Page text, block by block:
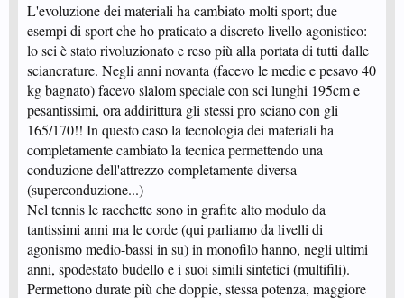
L'evoluzione dei materiali ha cambiato molti sport; due
esempi di sport che ho praticato a discreto livello agonistico:
lo sci è stato rivoluzionato e reso più alla portata di tutti dalle
sciancrature. Negli anni novanta (facevo le medie e pesavo 40
kg bagnato) facevo slalom speciale con sci lunghi 195cm e
pesantissimi, ora addirittura gli stessi pro sciano con gli
165/170!! In questo caso la tecnologia dei materiali ha
completamente cambiato la tecnica permettendo una
conduzione dell'attrezzo completamente diversa
(superconduzione...)
Nel tennis le racchette sono in grafite alto modulo da
tantissimi anni ma le corde (qui parliamo da livelli di
agonismo medio-bassi in su) in monofilo hanno, negli ultimi
anni, spodestato budello e i suoi simili sintetici (multifili).
Permettono durate più che doppie, stessa potenza, maggiore